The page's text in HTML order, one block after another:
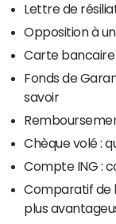
Lettre de
Opposition à
Carte
Fonds de
savoir
Chèque volé :
Compte ING :
Comparatif de
plus